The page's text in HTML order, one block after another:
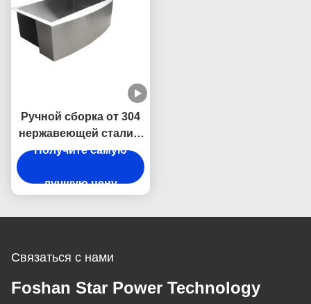
Ручной сборка от 304
нержавеющей стали с
заглушающим звуком
антиконденсационным
Получите самую
лучшую цену
Связаться с нами
Foshan Star Power Technology